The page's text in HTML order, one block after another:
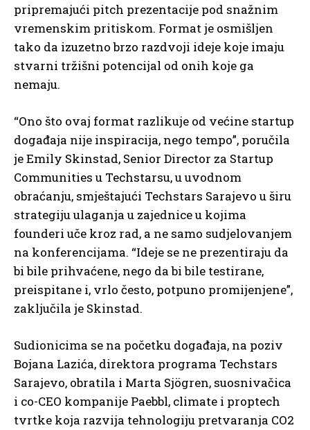
pripremajući pitch prezentacije pod snažnim
vremenskim pritiskom. Format je osmišljen
tako da izuzetno brzo razdvoji ideje koje imaju
stvarni tržišni potencijal od onih koje ga
nemaju.
“Ono što ovaj format razlikuje od većine startup
događaja nije inspiracija, nego tempo”, poručila
je Emily Skinstad, Senior Director za Startup
Communities u Techstarsu, u uvodnom
obraćanju, smještajući Techstars Sarajevo u širu
strategiju ulaganja u zajednice u kojima
founderi uče kroz rad, a ne samo sudjelovanjem
na konferencijama. “Ideje se ne prezentiraju da
bi bile prihvaćene, nego da bi bile testirane,
preispitane i, vrlo često, potpuno promijenjene”,
zaključila je Skinstad.
Sudionicima se na početku događaja, na poziv
Bojana Lazića, direktora programa Techstars
Sarajevo, obratila i Marta Sjögren, suosnivačica
i co-CEO kompanije Paebbl, climate i proptech
tvrtke koja razvija tehnologiju pretvaranja CO2